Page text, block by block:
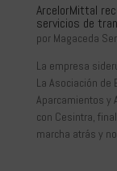
ArcelorMittal
servicios de
por Magaceda
La empresa
La Asociación de
Aparcamientos y
con Cesintra,
marcha atrás y